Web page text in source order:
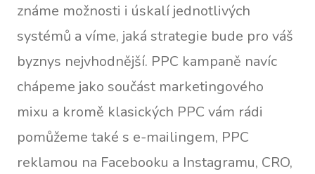
známe možnosti i úskalí jednotlivých
systémů a víme, jaká strategie bude pro váš
byznys nejvhodnější. PPC kampaně navíc
chápeme jako součást marketingového
mixu a kromě klasických PPC vám rádi
pomůžeme také s e-mailingem, PPC
reklamou na Facebooku a Instagramu, CRO,